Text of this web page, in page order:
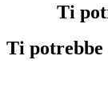
Ti
Ti potrebbe